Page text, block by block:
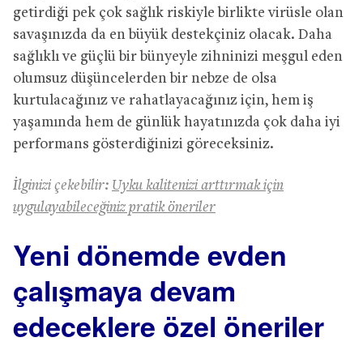
getirdiği pek çok sağlık riskiyle birlikte virüsle olan
savaşınızda da en büyük destekçiniz olacak. Daha
sağlıklı ve güçlü bir bünyeyle zihninizi meşgul eden
olumsuz düşüncelerden bir nebze de olsa
kurtulacağınız ve rahatlayacağınız için, hem iş
yaşamında hem de günlük hayatınızda çok daha iyi
performans gösterdiğinizi göreceksiniz.
İlginizi çekebilir: Uyku kalitenizi arttırmak için
uygulayabileceğiniz pratik öneriler
Yeni dönemde evden
çalışmaya devam
edeceklere özel öneriler